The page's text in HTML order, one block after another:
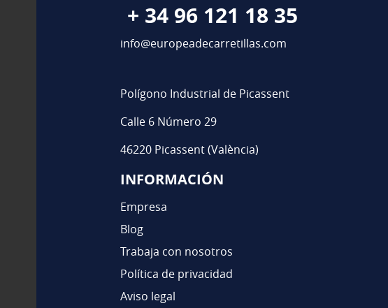
+ 34 96 121 18 35
info@europeadecarretillas.com
Polígono Industrial de Picassent
Calle 6 Número 29
46220 Picassent (València)
INFORMACIÓN
Empresa
Blog
Trabaja con nosotros
Política de privacidad
Aviso legal